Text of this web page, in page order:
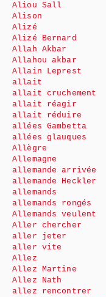
Aliou Sall
Alison
Alizé
Alizé Bernard
Allah Akbar
Allahou akbar
Allain Leprest
allait
allait cruchement
allait réagir
allait réduire
allées Gambetta
allées glauques
Allègre
Allemagne
allemande arrivée
allemande Heckler
allemands
allemands rongés
Allemands veulent
Aller chercher
aller jeter
aller vite
Allez
Allez Martine
Allez Nath
allez rencontrer